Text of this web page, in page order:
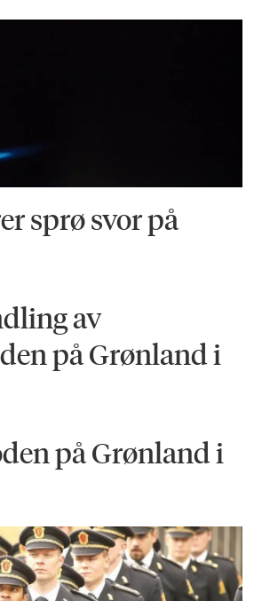
sprø svor på
av
på Grønland i
på Grønland i